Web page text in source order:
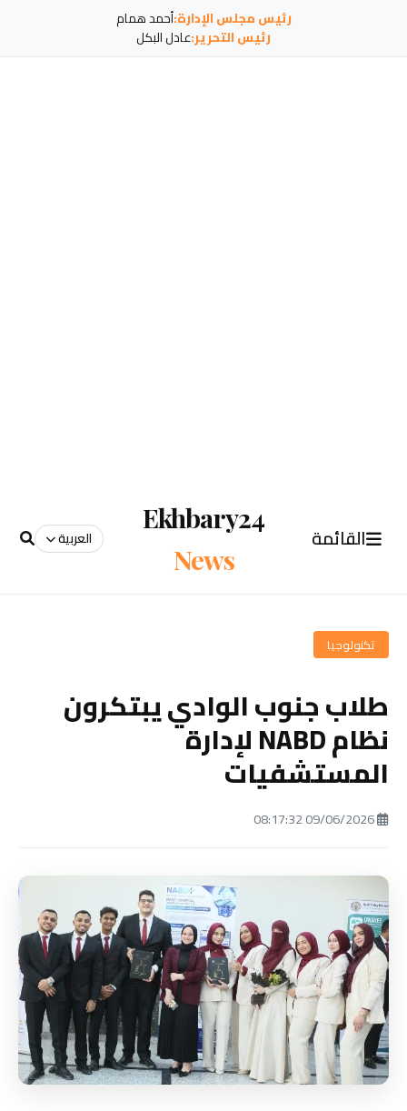
رئيس مجلس الإدارة:أحمد همام
رئيس التحرير:عادل البكل
القائمة
Ekhbary24
News
العربية
تكنولوجيا
طلاب جنوب الوادي يبتكرون
نظام NABD لإدارة
المستشفيات